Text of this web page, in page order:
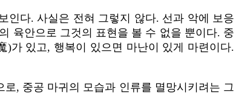
인다. 사실은 전혀 그렇지 않다. 선과 악에 보응
육안으로 그것의 표현을 볼 수 없을 뿐이다. 중
가 있고, 행복이 있으면 마난이 있게 마련이다.
, 중공 마귀의 모습과 인류를 멸망시키려는 그